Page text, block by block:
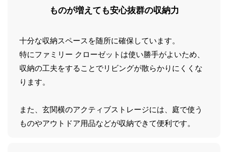
ものが増えても安心抜群の収納力
十分な収納スペースを随所に確保しています。
特にファミリー クローゼットは使い勝手がよいため、
収納の工夫をすることでリビングが散らかりにくくな
ります。
また、玄関横のアクティブストレージには、庭で使う
ものやアウトドア用品などが収納できて便利です。